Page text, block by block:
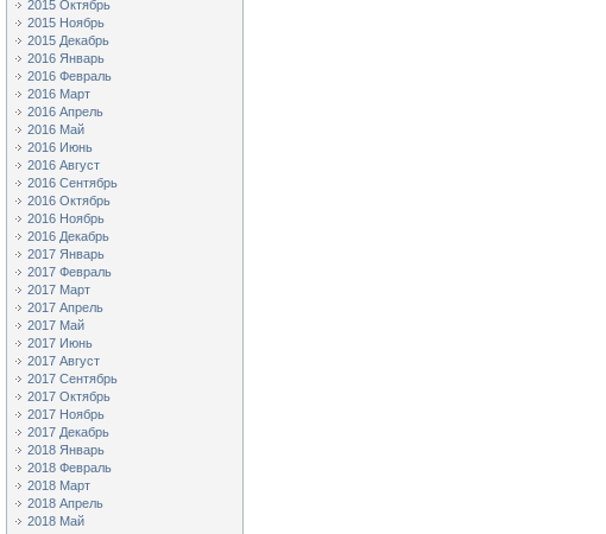
2015 Октябрь
2015 Ноябрь
2015 Декабрь
2016 Январь
2016 Февраль
2016 Март
2016 Апрель
2016 Май
2016 Июнь
2016 Август
2016 Сентябрь
2016 Октябрь
2016 Ноябрь
2016 Декабрь
2017 Январь
2017 Февраль
2017 Март
2017 Апрель
2017 Май
2017 Июнь
2017 Август
2017 Сентябрь
2017 Октябрь
2017 Ноябрь
2017 Декабрь
2018 Январь
2018 Февраль
2018 Март
2018 Апрель
2018 Май